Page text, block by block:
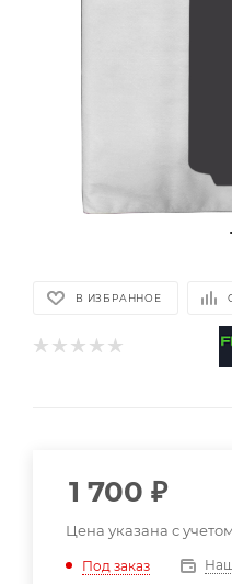
В ИЗБРАННОЕ
1 700 ₽
Цена указана с
Под заказ